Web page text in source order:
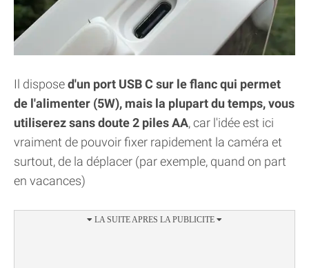
Il disposed'un port USB C sur le flanc qui permet
de l'alimenter (5W), mais la plupart du temps, vous
utiliserez sans doute 2 piles AA, car l'idée est ici
vraiment de pouvoir fixer rapidement la caméra et
surtout, de la déplacer (par exemple, quand on part
en vacances)